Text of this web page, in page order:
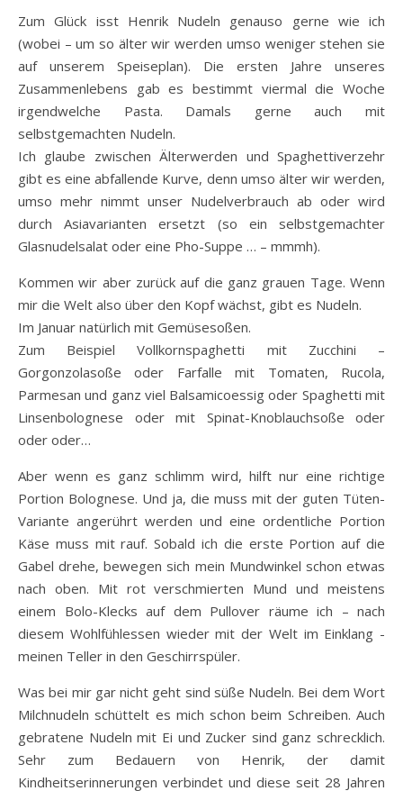
Zum Glück isst Henrik Nudeln genauso gerne wie ich
(wobei – um so älter wir werden umso weniger stehen sie
auf unserem Speiseplan). Die ersten Jahre unseres
Zusammenlebens gab es bestimmt viermal die Woche
irgendwelche Pasta. Damals gerne auch mit
selbstgemachten Nudeln.
Ich glaube zwischen Älterwerden und Spaghettiverzehr
gibt es eine abfallende Kurve, denn umso älter wir werden,
umso mehr nimmt unser Nudelverbrauch ab oder wird
durch Asiavarianten ersetzt (so ein selbstgemachter
Glasnudelsalat oder eine Pho-Suppe … – mmmh).
Kommen wir aber zurück auf die ganz grauen Tage. Wenn
mir die Welt also über den Kopf wächst, gibt es Nudeln.
Im Januar natürlich mit Gemüsesoßen.
Zum Beispiel Vollkornspaghetti mit Zucchini –
Gorgonzolasoße oder Farfalle mit Tomaten, Rucola,
Parmesan und ganz viel Balsamicoessig oder Spaghetti mit
Linsenbolognese oder mit Spinat-Knoblauchsoße oder
oder oder…
Aber wenn es ganz schlimm wird, hilft nur eine richtige
Portion Bolognese. Und ja, die muss mit der guten Tüten-
Variante angerührt werden und eine ordentliche Portion
Käse muss mit rauf. Sobald ich die erste Portion auf die
Gabel drehe, bewegen sich mein Mundwinkel schon etwas
nach oben. Mit rot verschmierten Mund und meistens
einem Bolo-Klecks auf dem Pullover räume ich – nach
diesem Wohlfühlessen wieder mit der Welt im Einklang -
meinen Teller in den Geschirrspüler.
Was bei mir gar nicht geht sind süße Nudeln. Bei dem Wort
Milchnudeln schüttelt es mich schon beim Schreiben. Auch
gebratene Nudeln mit Ei und Zucker sind ganz schrecklich.
Sehr zum Bedauern von Henrik, der damit
Kindheitserinnerungen verbindet und diese seit 28 Jahren